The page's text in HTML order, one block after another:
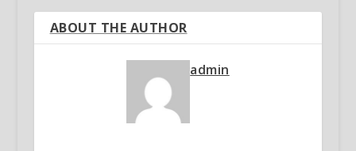
ABOUT THE AUTHOR
admin